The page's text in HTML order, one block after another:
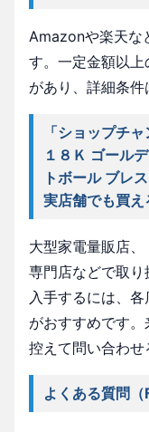
Amazonや楽天な
す。一定金額以
があり、詳細条件
「ショップチ
１８Ｋ ゴール
トボール ブレ
実店舗でも買え
大型家電量販店、
専門店などで取
入手するには、
がおすすめです
控えて問い合わせ
よくある質問（